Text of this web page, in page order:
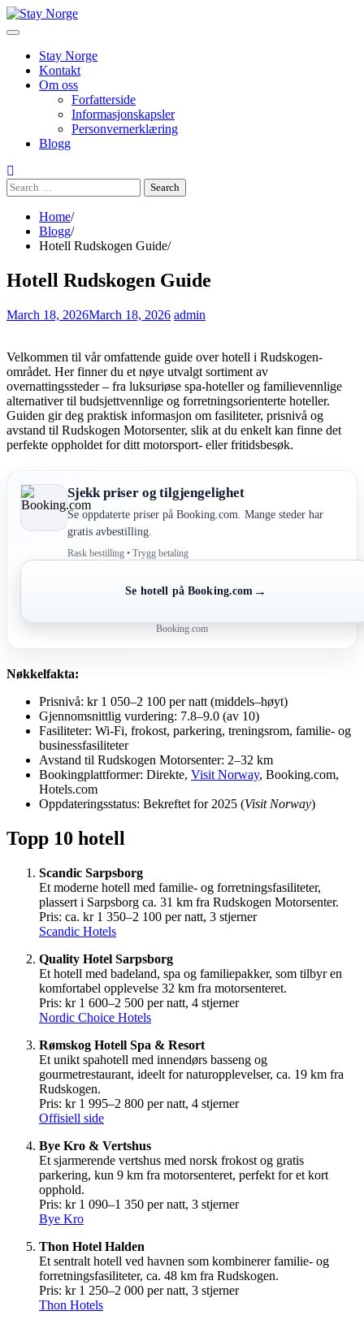
Skip
to
Stay Norge
Kontakt
Om oss
Forfatterside
Informasjonskapsler
Personvernerklæring
Blogg
Search
for:
Home
Blogg
Hotell Rudskogen Guide
Hotell Rudskogen Guide
March 18, 2026March 18, 2026 admin
Velkommen til vår omfattende guide over hotell i Rudskogen-
området. Her finner du et nøye utvalgt sortiment av
overnattingssteder – fra luksuriøse spa-hoteller og familievennlige
alternativer til budsjettvennlige og forretningsorienterte hoteller.
Guiden gir deg praktisk informasjon om fasiliteter, prisnivå og
avstand til Rudskogen Motorsenter, slik at du enkelt kan finne det
perfekte oppholdet for ditt motorsport- eller fritidsbesøk.
Sjekk priser og tilgjengelighet
Se oppdaterte priser på Booking.com. Mange steder har
gratis avbestilling.
Rask bestilling • Trygg betaling
Se hotell på Booking.com →
Booking.com
Nøkkelfakta:
Prisnivå: kr 1 050–2 100 per natt (middels–høyt)
Gjennomsnittlig vurdering: 7.8–9.0 (av 10)
Fasiliteter: Wi‑Fi, frokost, parkering, treningsrom, familie- og
businessfasiliteter
Avstand til Rudskogen Motorsenter: 2–32 km
Bookingplattformer: Direkte, Visit Norway, Booking.com,
Hotels.com
Oppdateringsstatus: Bekreftet for 2025 (Visit Norway)
Topp 10 hotell
Scandic Sarpsborg
Et moderne hotell med familie- og forretningsfasiliteter,
plassert i Sarpsborg ca. 31 km fra Rudskogen Motorsenter.
Pris: ca. kr 1 350–2 100 per natt, 3 stjerner
Scandic Hotels
Quality Hotel Sarpsborg
Et hotell med badeland, spa og familiepakker, som tilbyr en
komfortabel opplevelse 32 km fra motorsenteret.
Pris: kr 1 600–2 500 per natt, 4 stjerner
Nordic Choice Hotels
Rømskog Hotell Spa & Resort
Et unikt spahotell med innendørs basseng og
gourmetrestaurant, ideelt for naturopplevelser, ca. 19 km fra
Rudskogen.
Pris: kr 1 995–2 800 per natt, 4 stjerner
Offisiell side
Bye Kro & Vertshus
Et sjarmerende vertshus med norsk frokost og gratis
parkering, kun 9 km fra motorsenteret, perfekt for et kort
opphold.
Pris: kr 1 090–1 350 per natt, 3 stjerner
Bye Kro
Thon Hotel Halden
Et sentralt hotell ved havnen som kombinerer familie- og
forretningsfasiliteter, ca. 48 km fra Rudskogen.
Pris: kr 1 250–2 000 per natt, 3 stjerner
Thon Hotels